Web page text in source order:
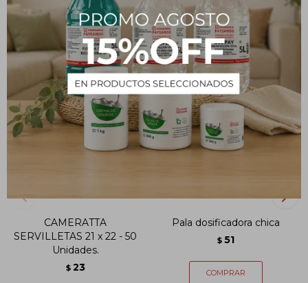
PRODUCTOS QUE TE PUEDEN INTERESAR
CAMERATTA
SERVILLETAS 21 x 22 - 50
Unidades.
$ 23
Pala dosificadora chica
$ 51